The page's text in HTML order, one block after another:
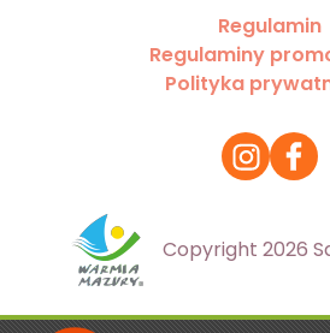
Regulamin
Regulaminy
Polityka
Copyright 2026